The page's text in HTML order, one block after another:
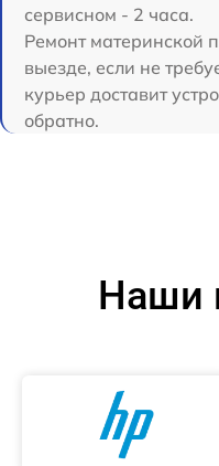
сервисном - 2 часа.
Ремонт материнской
выезде, если не
курьер доставит
обратно.
Наши